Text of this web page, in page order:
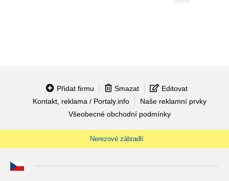
Přidat firmu Smazat
Editovat
Kontakt, reklama / Portaly.info
Naše reklamní prvky
Všeobecné obchodní podmínky
Nerezové zábradlí